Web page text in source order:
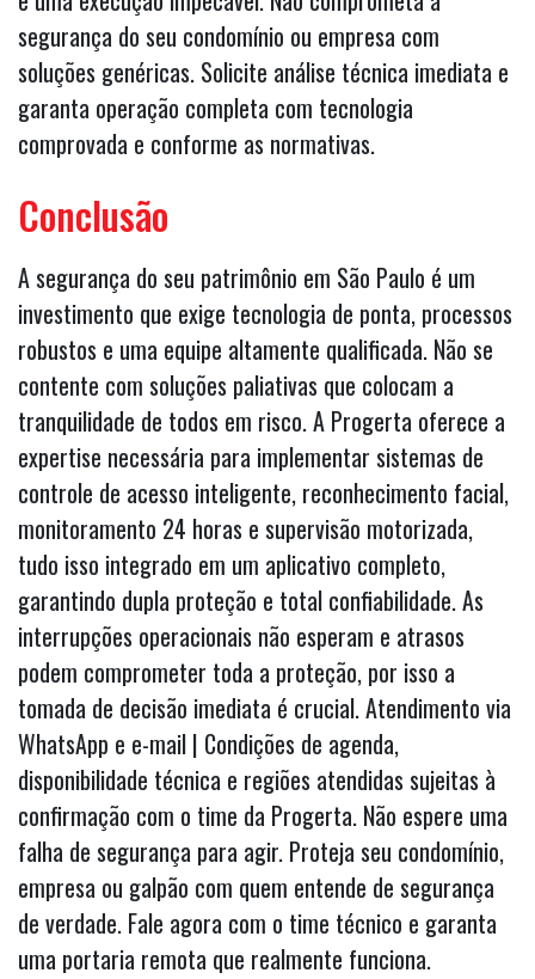
segurança do seu condomínio ou empresa com
soluções genéricas. Solicite análise técnica imediata e
garanta operação completa com tecnologia
comprovada e conforme as normativas.
Conclusão
A segurança do seu patrimônio em São Paulo é um
investimento que exige tecnologia de ponta, processos
robustos e uma equipe altamente qualificada. Não se
contente com soluções paliativas que colocam a
tranquilidade de todos em risco. A Progerta oferece a
expertise necessária para implementar sistemas de
controle de acesso inteligente, reconhecimento facial,
monitoramento 24 horas e supervisão motorizada,
tudo isso integrado em um aplicativo completo,
garantindo dupla proteção e total confiabilidade. As
interrupções operacionais não esperam e atrasos
podem comprometer toda a proteção, por isso a
tomada de decisão imediata é crucial. Atendimento via
WhatsApp e e-mail | Condições de agenda,
disponibilidade técnica e regiões atendidas sujeitas à
confirmação com o time da Progerta. Não espere uma
falha de segurança para agir. Proteja seu condomínio,
empresa ou galpão com quem entende de segurança
de verdade. Fale agora com o time técnico e garanta
uma portaria remota que realmente funciona.